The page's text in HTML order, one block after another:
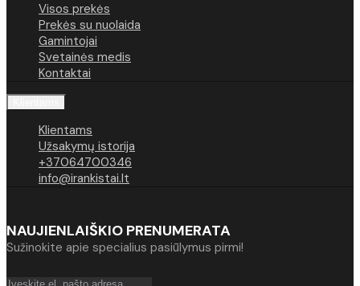
Visos prekės
Prekės su nuolaida
Gamintojai
Svetainės medis
Kontaktai
Klientams
Užsakymų istorija
+37064700346
info@irankistai.lt
NAUJIENLAIŠKIO PRENUMERATA
Sužinokite apie specialius pasiūlymus pirmi!